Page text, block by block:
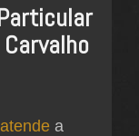
atende a